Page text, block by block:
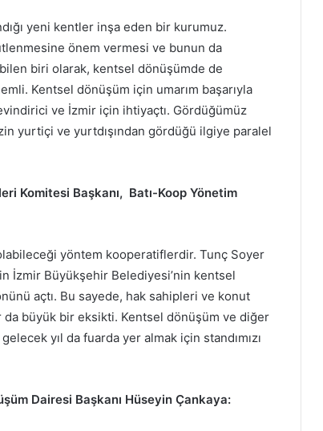
yeni kentler inşa eden bir kurumuz.
önem vermesi ve bunun da
biri olarak, kentsel dönüşümde de
Kentsel dönüşüm için umarım başarıyla
ve İzmir için ihtiyaçtı. Gördüğümüz
yurtiçi ve yurtdışından gördüğü ilgiye paralel
Komitesi Başkanı, Batı-Koop Yönetim
yöntem kooperatiflerdir. Tunç Soyer
İzmir Büyükşehir Belediyesi’nin kentsel
açtı. Bu sayede, hak sahipleri ve konut
büyük bir eksikti. Kentsel dönüşüm ve diğer
yıl da fuarda yer almak için standımızı
Dairesi Başkanı Hüseyin Çankaya: